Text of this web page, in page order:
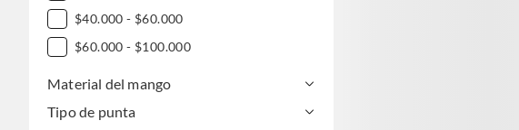
$40.000 - $60.000
$60.000 - $100.000
Material del mango
Tipo de punta